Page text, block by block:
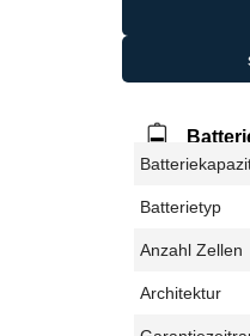
Batterietyp
Anzahl Zellen
Architektur